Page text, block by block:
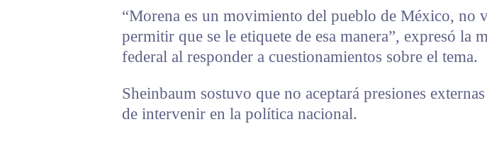
“Morena es un movimiento del pueblo de México, no
permitir que se le etiquete de esa manera”, expresó la
federal al responder a cuestionamientos sobre el tema.
Sheinbaum sostuvo que no aceptará presiones
de intervenir en la política nacional.